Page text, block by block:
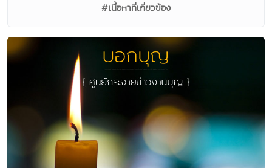
#เนื้อหาที่เกี่ยวข้อง